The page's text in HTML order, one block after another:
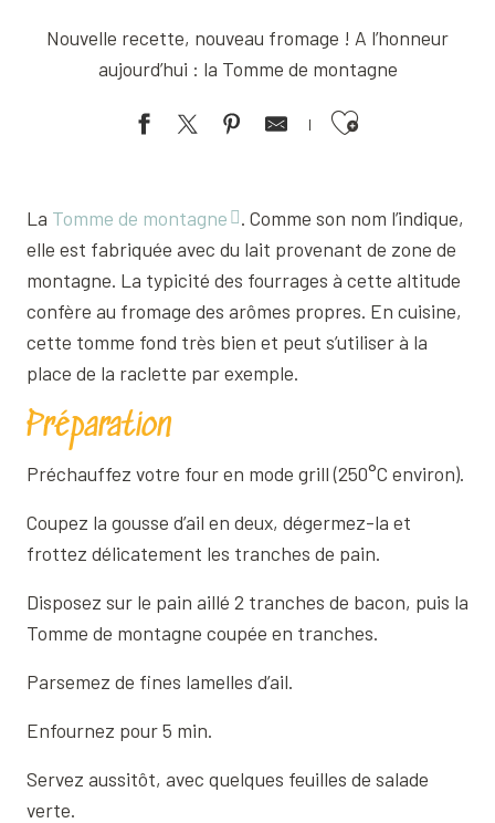
Nouvelle recette, nouveau fromage ! A l’honneur
aujourd’hui : la Tomme de montagne
Ajouter aux favoris
La Tomme de montagne
. Comme son nom l’indique,
elle est fabriquée avec du lait provenant de zone de
montagne. La typicité des fourrages à cette altitude
confère au fromage des arômes propres. En cuisine,
cette tomme fond très bien et peut s’utiliser à la
place de la raclette par exemple.
Préparation
Préchauffez votre four en mode grill (250°C environ).
Coupez la gousse d’ail en deux, dégermez-la et
frottez délicatement les tranches de pain.
Disposez sur le pain aillé 2 tranches de bacon, puis la
Tomme de montagne coupée en tranches.
Parsemez de fines lamelles d’ail.
Enfournez pour 5 min.
Servez aussitôt, avec quelques feuilles de salade
verte.